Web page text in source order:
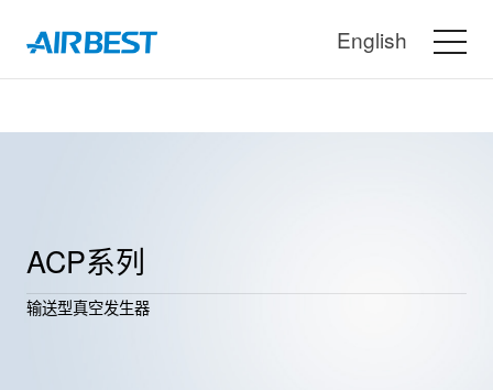
English
ACP系列
输送型真空发生器